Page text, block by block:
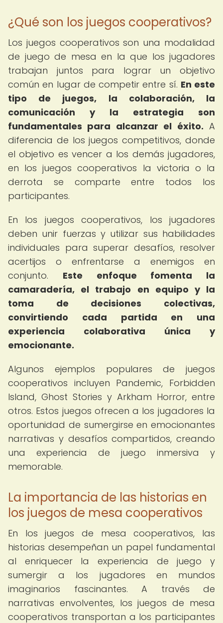
¿Qué son los juegos cooperativos?
Los juegos cooperativos son una modalidad
de juego de mesa en la que los jugadores
trabajan juntos para lograr un objetivo
común en lugar de competir entre sí. En este
tipo de juegos, la colaboración, la
comunicación y la estrategia son
fundamentales para alcanzar el éxito. A
diferencia de los juegos competitivos, donde
el objetivo es vencer a los demás jugadores,
en los juegos cooperativos la victoria o la
derrota se comparte entre todos los
participantes.
En los juegos cooperativos, los jugadores
deben unir fuerzas y utilizar sus habilidades
individuales para superar desafíos, resolver
acertijos o enfrentarse a enemigos en
conjunto. Este enfoque fomenta la
camaradería, el trabajo en equipo y la
toma de decisiones colectivas,
convirtiendo cada partida en una
experiencia colaborativa única y
emocionante.
Algunos ejemplos populares de juegos
cooperativos incluyen Pandemic, Forbidden
Island, Ghost Stories y Arkham Horror, entre
otros. Estos juegos ofrecen a los jugadores la
oportunidad de sumergirse en emocionantes
narrativas y desafíos compartidos, creando
una experiencia de juego inmersiva y
memorable.
La importancia de las historias en
los juegos de mesa cooperativos
En los juegos de mesa cooperativos, las
historias desempeñan un papel fundamental
al enriquecer la experiencia de juego y
sumergir a los jugadores en mundos
imaginarios fascinantes. A través de
narrativas envolventes, los juegos de mesa
cooperativos transportan a los participantes